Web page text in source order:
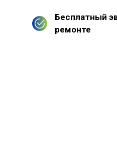
Бесплатный
ремонте